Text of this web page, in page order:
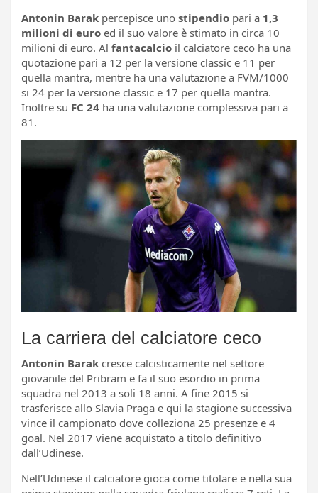
Antonin Barak percepisce uno stipendio pari a 1,3
milioni di euro ed il suo valore è stimato in circa 10
milioni di euro. Al fantacalcio il calciatore ceco ha una
quotazione pari a 12 per la versione classic e 11 per
quella mantra, mentre ha una valutazione a FVM/1000
si 24 per la versione classic e 17 per quella mantra.
Inoltre su FC 24 ha una valutazione complessiva pari a
81.
La carriera del calciatore ceco
Antonin Barak cresce calcisticamente nel settore
giovanile del Pribram e fa il suo esordio in prima
squadra nel 2013 a soli 18 anni. A fine 2015 si
trasferisce allo Slavia Praga e qui la stagione successiva
vince il campionato dove colleziona 25 presenze e 4
goal. Nel 2017 viene acquistato a titolo definitivo
dall’Udinese.
Nell’Udinese il calciatore gioca come titolare e nella sua